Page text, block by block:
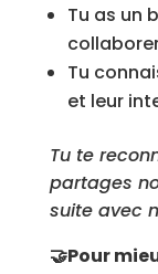
Tu as un
Tu
et leur
Tu te
partages
suite avec
🤝Pour